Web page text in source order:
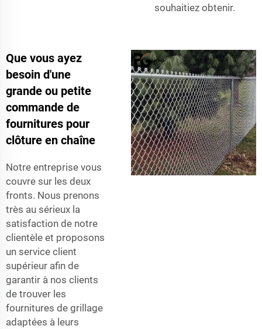
souhaitiez obtenir.
Que vous ayez
besoin d'une
grande ou petite
commande de
fournitures pour
clôture en chaîne
Notre entreprise vous
couvre sur les deux
fronts. Nous prenons
très au sérieux la
satisfaction de notre
clientèle et proposons
un service client
supérieur afin de
garantir à nos clients
de trouver les
fournitures de grillage
adaptées à leurs